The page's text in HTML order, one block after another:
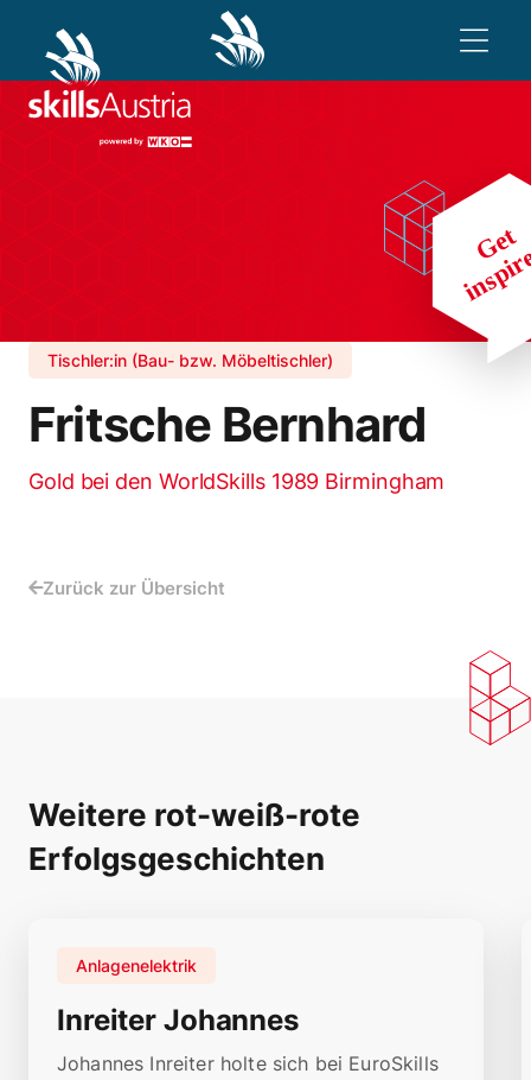
Tischler:in (Bau- bzw. Möbeltischler)
Fritsche Bernhard
Gold bei den WorldSkills 1989 Birmingham
Zurück zur Übersicht
Weitere rot-weiß-rote
Erfolgsgeschichten
Inreiter Johannes
Anlagenelektrik
Johannes Inreiter holte sich bei EuroSkills